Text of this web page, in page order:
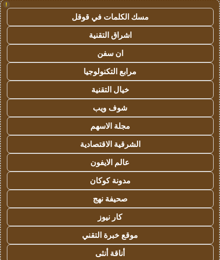
!
مسك الكلمات في قوقل
اشراق التقنية
ان سفن
مرابع التكنولوجيا
خيال التقنية
شوف ويب
مجلة الاسهم
الشرقية الاقتصادية
عالم الايفون
مدونة كوكان
صحيفة نهج
كار نيوز
موقع خبرة التقني
أناقة أنثى